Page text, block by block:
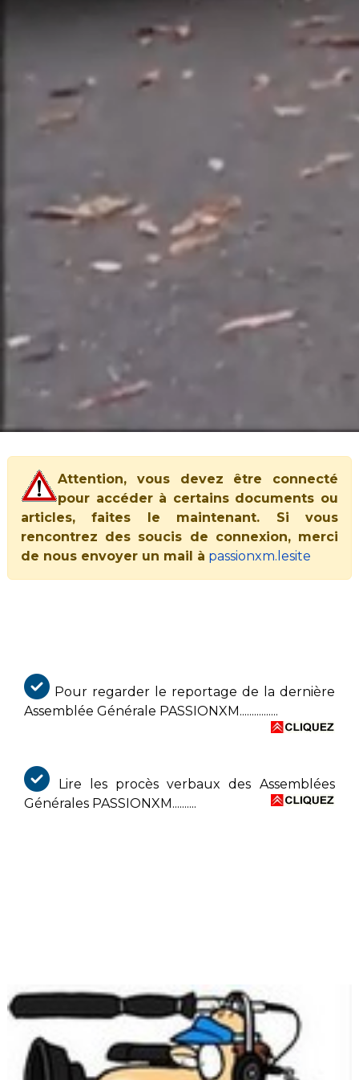
Attention, vous devez être connecté
pour accéder à certains documents ou
articles, faites le maintenant. Si vous
rencontrez des soucis de connexion, merci
de nous envoyer un mail à passionxm.lesite
Pour regarder le reportage de la dernière
Assemblée Générale PASSIONXM................
Lire les procès verbaux des Assemblées
Générales PASSIONXM..........